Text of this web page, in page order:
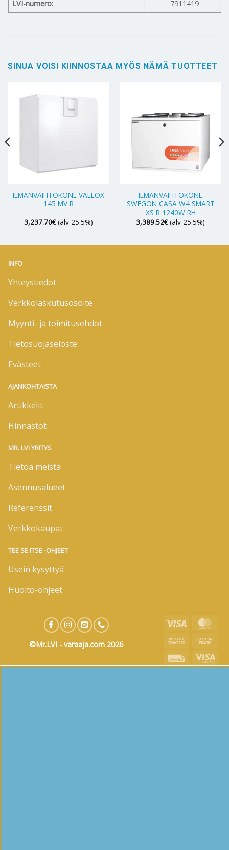
LVI-numero: 7911419
SINUA VOISI KIINNOSTAA MYÖS NÄMÄ TUOTTEET
ILMANVAIHTOKONE VALLOX
145 MV R
3,237.70€ (alv 25.5%)
ILMANVAIHTOKONE
SWEGON CASA W4 SMART
XS R 1240W RH
3,389.52€ (alv 25.5%)
INFO
Yhteystiedot
Verkkolaskutusosoite
Myynti- ja toimitusehdot
Tietosuojaseloste
Evästeet
AJANKOHTAISTA
Artikkelit
Hinnastot
MR. LVI YRITYS
Tietoa meistä
Asennusalueet
Referenssit
Verkkokaupat
TEE SE ITSE -OHJEET
Usein kysyttyä
Huolto-ohjeet
©Mr.LVI - varaaja.com 2026
Visa
Bank
Invoice Visa